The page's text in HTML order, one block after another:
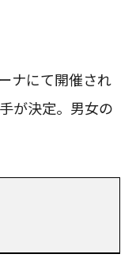
ナにて開催され
が決定。男女の